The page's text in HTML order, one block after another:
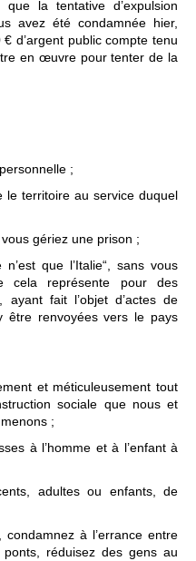
la tentative d’expulsion
avez été condamnée hier,
d’argent public compte tenu
en œuvre pour tenter de la
;
territoire au service duquel
gériez une prison ;
que l’Italie“, sans vous
cela représente pour des
ayant fait l’objet d’actes de
être renvoyées vers le pays
et méticuleusement tout
sociale que nous et
;
à l’homme et à l’enfant à
adultes ou enfants, de
à l’errance entre
réduisez des gens au